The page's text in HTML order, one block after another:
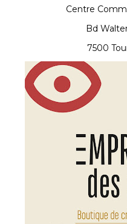
Centre
Bd
7500